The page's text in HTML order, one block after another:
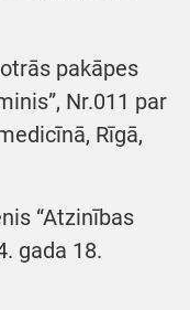
pakāpes
Nr.011 par
Rīgā,
“Atzinības
gada 18.